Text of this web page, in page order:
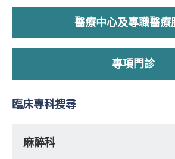
醫療中心及專職醫療
專項門診
臨床專科搜尋
麻醉科